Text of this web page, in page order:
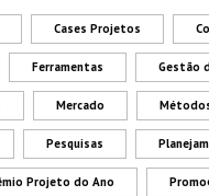
Cases Projetos
Ferramentas Gestão
Mercado
Pesquisas
Projeto do Ano